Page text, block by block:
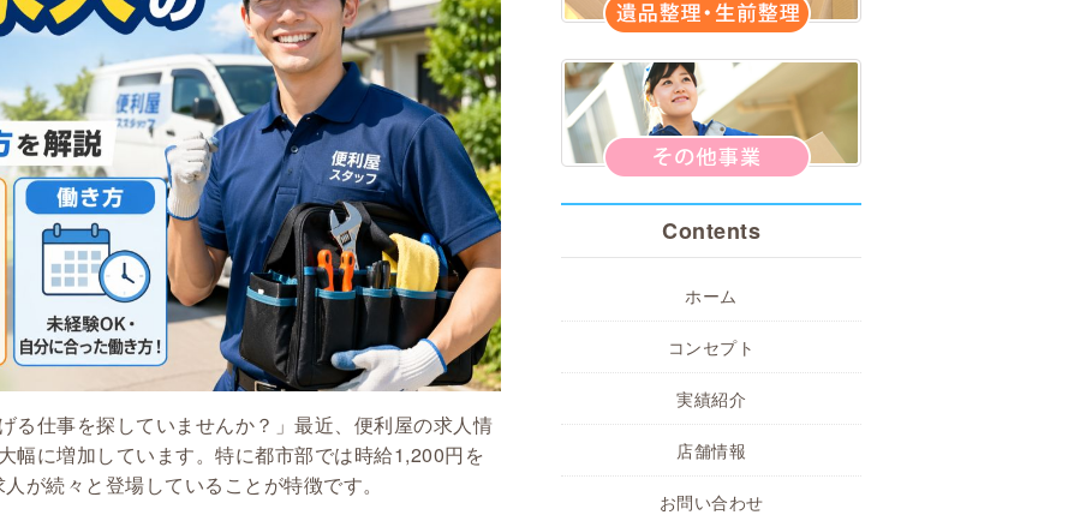
る仕事を探していませんか？」最近、便利屋の求人情
幅に増加しています。特に都市部では時給1,200円を
が続々と登場していることが特徴です。
Contents
ホーム
コンセプト
実績紹介
店舗情報
お問い合わせ